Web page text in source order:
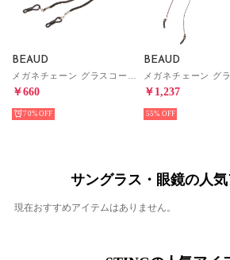
BEAUD
￥660
70%
BEAUD
￥1,237
55%
サングラス・眼鏡の人
現在おすすめアイテムはありません。